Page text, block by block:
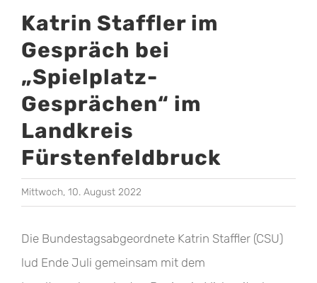
Katrin Staffler im
Gespräch bei
„Spielplatz-
Gesprächen“ im
Landkreis
Fürstenfeldbruck
Mittwoch, 10. August 2022
Die Bundestagsabgeordnete Katrin Staffler (CSU)
lud Ende Juli gemeinsam mit dem